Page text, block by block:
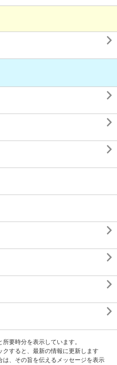








要時分を表示しています。
クすると、最新の情報に更新します
、その旨を伝えるメッセージを表示